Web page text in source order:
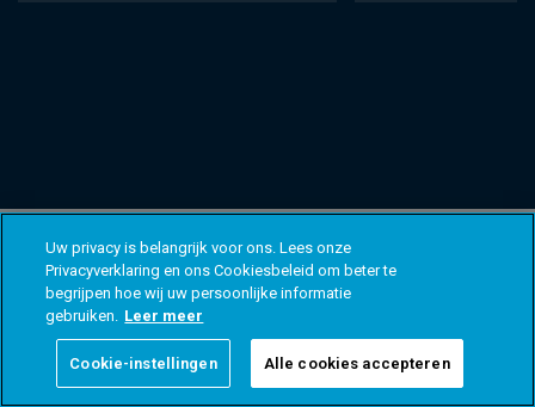
Uw privacy is belangrijk voor ons. Lees onze
Privacyverklaring en ons Cookiesbeleid om beter te
begrijpen hoe wij uw persoonlijke informatie
gebruiken. Leer meer
Cookie-instellingen Alle cookies accepteren